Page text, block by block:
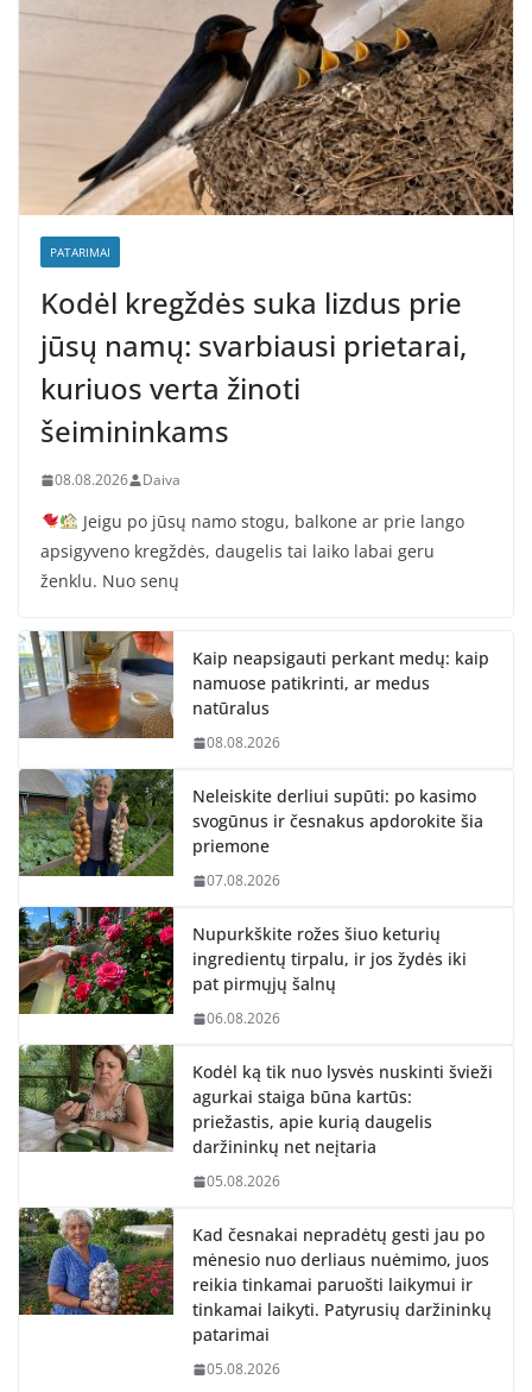
PATARIMAI
Kodėl kregždės suka lizdus prie
jūsų namų: svarbiausi prietarai,
kuriuos verta žinoti
šeimininkams
08.08.2026 Daiva
Jeigu po jūsų namo stogu, balkone ar prie lango
apsigyveno kregždės, daugelis tai laiko labai geru
ženklu. Nuo senų
Kaip neapsigauti perkant medų: kaip
namuose patikrinti, ar medus
natūralus
08.08.2026
Neleiskite derliui supūti: po kasimo
svogūnus ir česnakus apdorokite šia
priemone
07.08.2026
Nupurkškite rožes šiuo keturių
ingredientų tirpalu, ir jos žydės iki
pat pirmųjų šalnų
06.08.2026
Kodėl ką tik nuo lysvės nuskinti švieži
agurkai staiga būna kartūs:
priežastis, apie kurią daugelis
daržininkų net neįtaria
05.08.2026
Kad česnakai nepradėtų gesti jau po
mėnesio nuo derliaus nuėmimo, juos
reikia tinkamai paruošti laikymui ir
tinkamai laikyti. Patyrusių daržininkų
patarimai
05.08.2026